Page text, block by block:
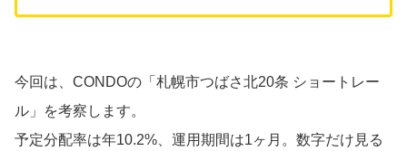
今回は、CONDOの「札幌市つばさ北20条 ショートレー
ル」を考察します。
予定分配率は年10.2%、運用期間は1ヶ月。数字だけ見る